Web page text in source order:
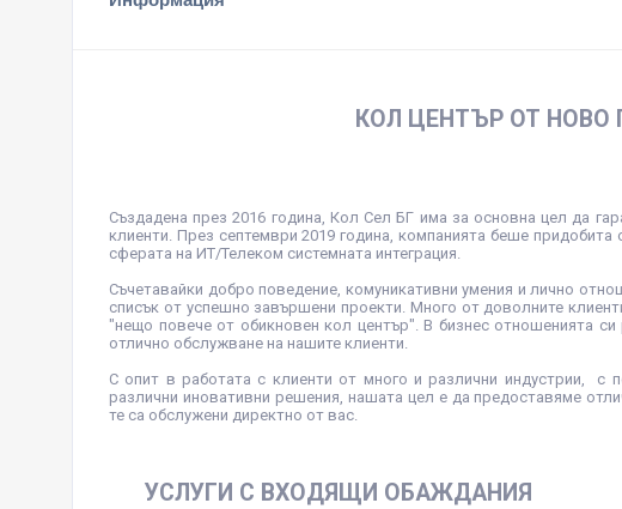
КОЛ ЦЕНТЪР ОТ НОВО
Създадена през 2016 година, Кол Сел БГ има за основна цел да
клиенти. През септември 2019 година, компанията беше
сферата на ИТ/Телеком системната интеграция.
Съчетавайки добро поведение, комуникативни умения и лично
списък от успешно завършени проекти. Много от доволните
"нещо повече от обикновен кол център". В бизнес отношенията
отлично обслужване на нашите клиенти.
С опит в работата с клиенти от много и различни индустрии, с
различни иновативни решения, нашата цел е да предоставяме
те са обслужени директно от вас.
УСЛУГИ С ВХОДЯЩИ ОБАЖДАНИЯ